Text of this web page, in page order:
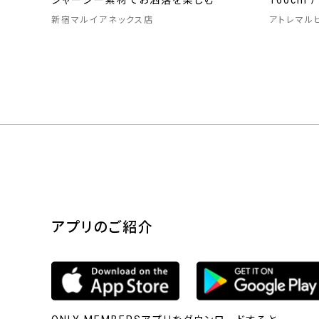
新宿マルイアネックス店 アトレマル
アプリのご紹介